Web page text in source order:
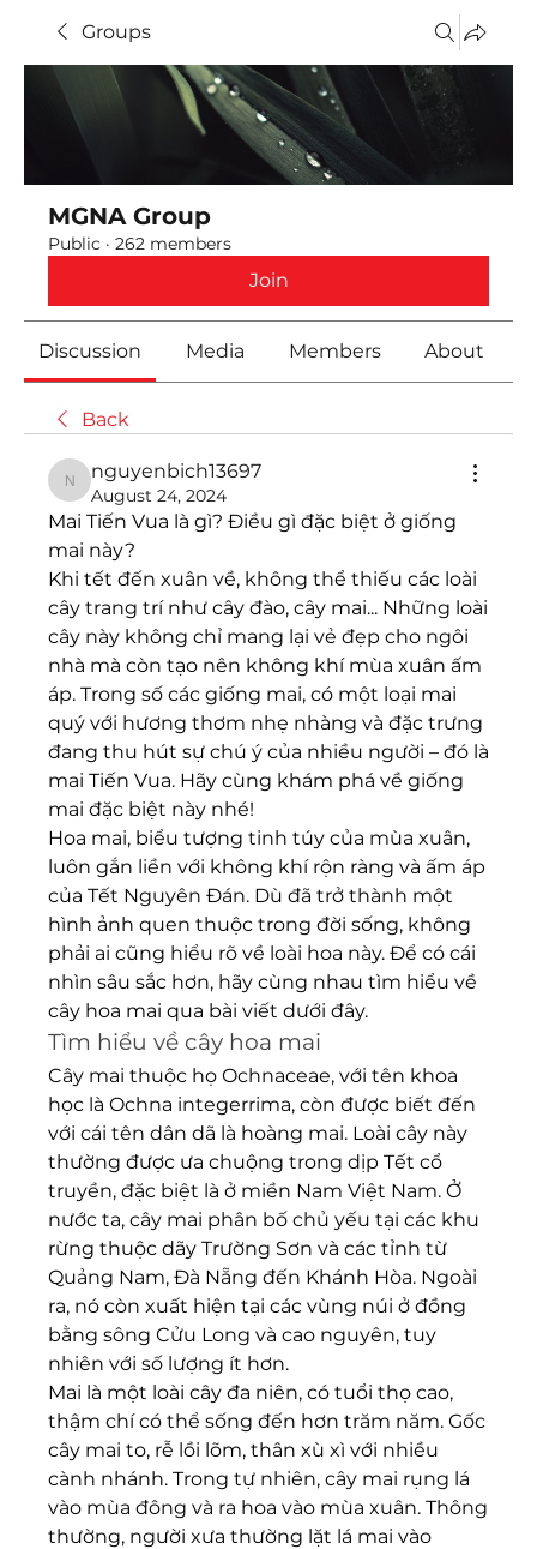
Groups
MGNA Group
Public · 262 members
Join
Discussion Media Members About
Back
nguyenbich13697
nguyenbich13697
August 24, 2024
Mai Tiến Vua là gì? Điều gì đặc biệt ở giống
mai này?
Khi tết đến xuân về, không thể thiếu các loài
cây trang trí như cây đào, cây mai... Những loài
cây này không chỉ mang lại vẻ đẹp cho ngôi
nhà mà còn tạo nên không khí mùa xuân ấm
áp. Trong số các giống mai, có một loại mai
quý với hương thơm nhẹ nhàng và đặc trưng
đang thu hút sự chú ý của nhiều người – đó là
mai Tiến Vua. Hãy cùng khám phá về giống
mai đặc biệt này nhé!
Hoa mai, biểu tượng tinh túy của mùa xuân,
luôn gắn liền với không khí rộn ràng và ấm áp
của Tết Nguyên Đán. Dù đã trở thành một
hình ảnh quen thuộc trong đời sống, không
phải ai cũng hiểu rõ về loài hoa này. Để có cái
nhìn sâu sắc hơn, hãy cùng nhau tìm hiểu về
cây hoa mai qua bài viết dưới đây.
Tìm hiểu về cây hoa mai
Cây mai thuộc họ Ochnaceae, với tên khoa
học là Ochna integerrima, còn được biết đến
với cái tên dân dã là hoàng mai. Loài cây này
thường được ưa chuộng trong dịp Tết cổ
truyền, đặc biệt là ở miền Nam Việt Nam. Ở
nước ta, cây mai phân bố chủ yếu tại các khu
rừng thuộc dãy Trường Sơn và các tỉnh từ
Quảng Nam, Đà Nẵng đến Khánh Hòa. Ngoài
ra, nó còn xuất hiện tại các vùng núi ở đồng
bằng sông Cửu Long và cao nguyên, tuy
nhiên với số lượng ít hơn.
Mai là một loài cây đa niên, có tuổi thọ cao,
thậm chí có thể sống đến hơn trăm năm. Gốc
cây mai to, rễ lồi lõm, thân xù xì với nhiều
cành nhánh. Trong tự nhiên, cây mai rụng lá
vào mùa đông và ra hoa vào mùa xuân. Thông
thường, người xưa thường lặt lá mai vào